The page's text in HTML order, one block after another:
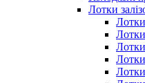
Лотки
Лотки